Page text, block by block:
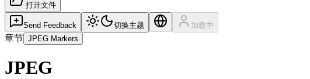
打开文件
Send Feedback 切换主题 加载中
章节 JPEG Markers
JPEG